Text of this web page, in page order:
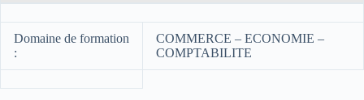
Domaine de formation
:
COMMERCE – ECONOMIE –
COMPTABILITE